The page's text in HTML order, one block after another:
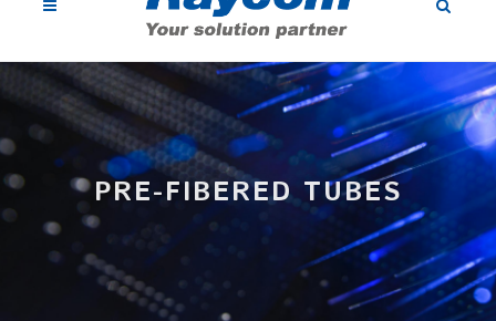
PRE-FIBERED TUBES